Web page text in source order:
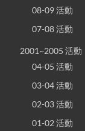
08-09 活動
07-08 活動
2001~2005 活動
04-05 活動
03-04 活動
02-03 活動
01-02 活動